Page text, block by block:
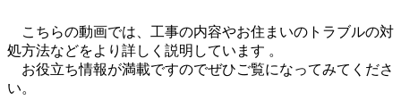
こちらの動画では、工事の内容やお住まいのトラブルの対
処方法などをより詳しく説明しています 。
お役立ち情報が満載ですのでぜひご覧になってみてくださ
い。